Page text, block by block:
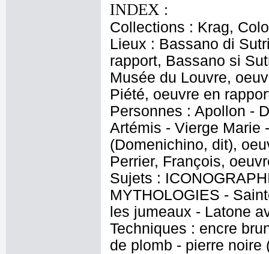
INDEX :
Collections : Krag,
Lieux : Bassano di
rapport, Bassano si
Musée du Louvre,
Piété, oeuvre en
Personnes : Apollon -
Artémis - Vierge Marie
(Domenichino, dit),
Perrier, François,
Sujets :
MYTHOLOGIES -
les jumeaux - Latone
Techniques : encre
de plomb - pierre noire